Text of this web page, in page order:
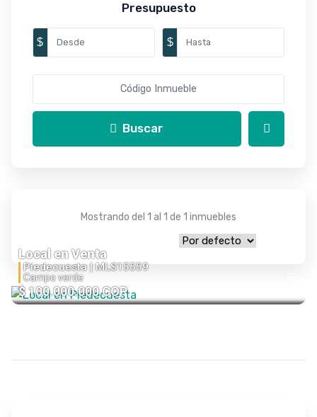
Presupuesto
$ $
Buscar
Mostrando del 1 al 1 de 1 inmuebles
Local en Venta
Piedecuesta |MLS15559
Campo verde
$ 100.000.000 COP